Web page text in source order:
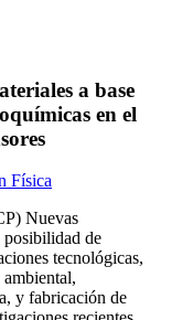
a base
en el
Física
Nuevas
posibilidad de
tecnológicas,
ambiental,
y fabricación de